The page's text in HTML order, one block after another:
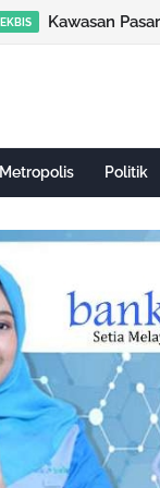
EKBIS Kawasan
Metropolis Politik